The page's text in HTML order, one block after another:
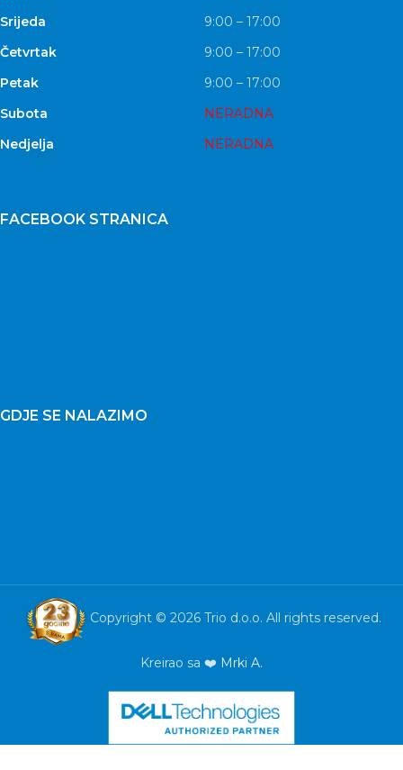
Srijeda
9:00 – 17:00
Četvrtak
9:00 – 17:00
Petak
9:00 – 17:00
Subota
NERADNA
Nedjelja
NERADNA
FACEBOOK STRANICA
GDJE SE NALAZIMO
Copyright © 2026 Trio d.o.o. All rights reserved.
Kreirao sa ❤️ Mrki A.
Pad 3